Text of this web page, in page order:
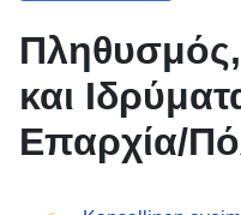
και
Επαρχία/